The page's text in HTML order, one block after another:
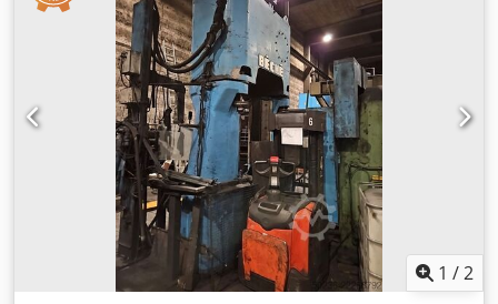
1 /2